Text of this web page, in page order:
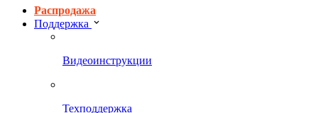
Распродажа
Поддержка
Видеоинструкции
Техподдержка